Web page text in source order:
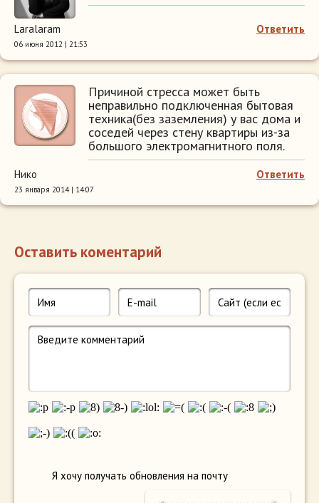
Ответить
Laralaram
06 июня 2012 | 21:53
Причиной стресса может быть
неправильно подключенная бытовая
техника(без заземления) у вас дома и
соседей через стену квартиры из-за
большого электромагнитного поля.
Ответить
Нико
23 января 2014 | 14:07
Оставить коментарий
Я хочу получать обновления на почту